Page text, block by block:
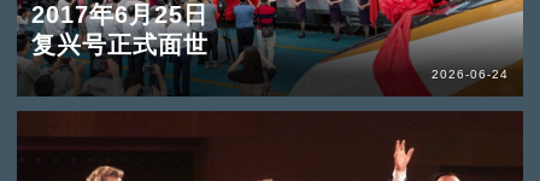
2017年6月25日
复兴号正式面世
2026-06-24